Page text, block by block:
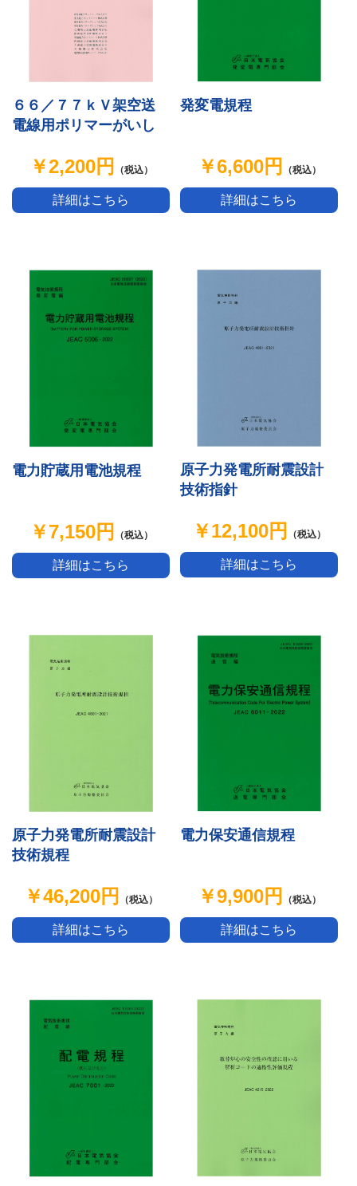
６６／７７ｋＶ架空送
電線用ポリマーがいし
￥2,200円 （税込）
詳細はこちら
発変電規程
￥6,600円 （税込）
詳細はこちら
電力貯蔵用電池規程
￥7,150円 （税込）
詳細はこちら
原子力発電所耐震設計
技術指針
￥12,100円 （税込）
詳細はこちら
原子力発電所耐震設計
技術規程
￥46,200円 （税込）
詳細はこちら
電力保安通信規程
￥9,900円 （税込）
詳細はこちら